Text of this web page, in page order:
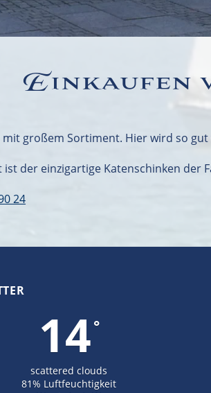
Einkaufen
mit großem Sortiment. Hier wird so
der einzigartige Katenschinken der
24
14°
scattered clouds
81% Luftfeuchtigkeit